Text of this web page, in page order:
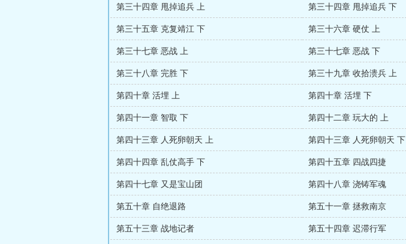
第三十四章 甩掉追兵 上
第三十四章 甩掉追兵 下
第三十五章 克复靖江 下
第三十六章 硬仗 上
第三十七章 恶战 上
第三十七章 恶战 下
第三十八章 完胜 下
第三十九章 收拾溃兵 上
第四十章 活埋 上
第四十章 活埋 下
第四十一章 智取 下
第四十二章 玩大的 上
第四十三章 人死卵朝天 上
第四十三章 人死卵朝天 下
第四十四章 乱仗高手 下
第四十五章 四战四捷
第四十七章 又是宝山团
第四十八章 浇铸军魂
第五十章 自绝退路
第五十一章 拯救南京
第五十三章 战地记者
第五十四章 迟滞行军